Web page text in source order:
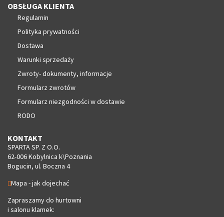
OBSŁUGA KLIENTA
Regulamin
Polityka prywatności
Dostawa
Warunki sprzedaży
Zwroty- dokumenty, informacje
Formularz zwrotów
Formularz niezgodności w dostawie
RODO
KONTAKT
SPARTA SP. Z O.O.
62-006 Kobylnica k\Poznania
Bogucin, ul. Boczna 4
Mapa - jak dojechać
Zapraszamy do hurtowni
i salonu klamek: